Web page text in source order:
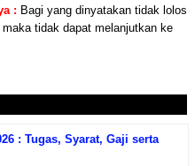
: Bagi yang dinyatakan tidak lolos
tidak dapat melanjutkan ke
: Tugas, Syarat, Gaji serta